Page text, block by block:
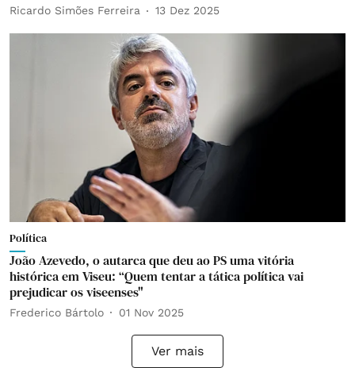
Ricardo Simões Ferreira 13 Dez 2025
Política
João Azevedo, o autarca que deu ao PS uma vitória
histórica em Viseu: “Quem tentar a tática política vai
prejudicar os viseenses"
Frederico Bártolo 01 Nov 2025
Ver mais